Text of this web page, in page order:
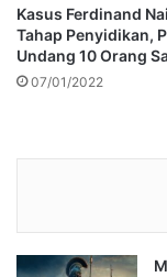
Kasus Ferdinand
Tahap Penyidikan,
Undang 10 Orang
07/01/2022